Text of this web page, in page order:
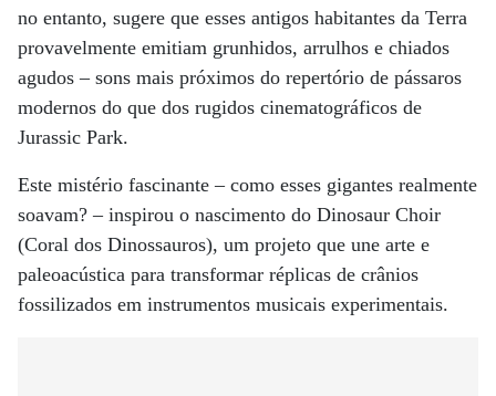
no entanto, sugere que esses antigos habitantes da Terra
provavelmente emitiam grunhidos, arrulhos e chiados
agudos – sons mais próximos do repertório de pássaros
modernos do que dos rugidos cinematográficos de
Jurassic Park.
Este mistério fascinante – como esses gigantes realmente
soavam? – inspirou o nascimento do Dinosaur Choir
(Coral dos Dinossauros), um projeto que une arte e
paleoacústica para transformar réplicas de crânios
fossilizados em instrumentos musicais experimentais.